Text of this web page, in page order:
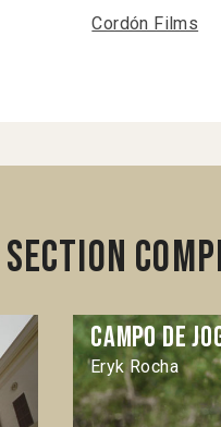
Cordón Films
Campo de
Eryk Rocha